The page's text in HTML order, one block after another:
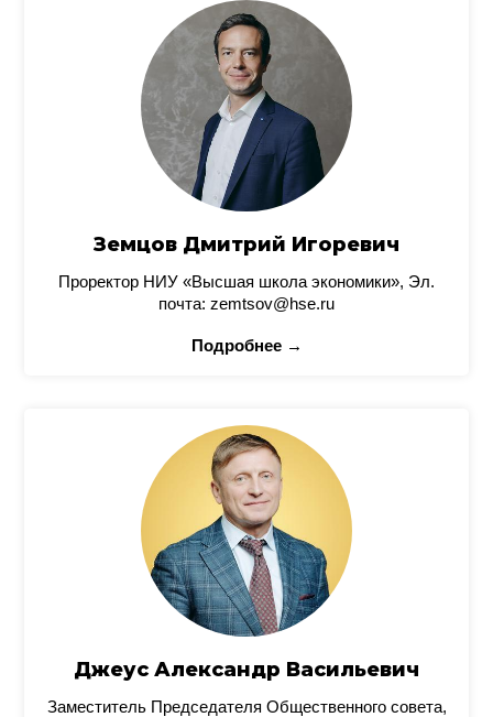
Земцов Дмитрий Игоревич
Проректор НИУ «Высшая школа экономики», Эл.
почта: zemtsov@hse.ru
Подробнее →
Джеус Александр Васильевич
Заместитель Председателя Общественного совета,